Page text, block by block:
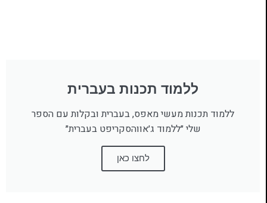
ללמוד תכנות בעברית
ללמוד תכנות מעשי מאפס, בעברית ובקלות עם הספר
שלי ״ללמוד ג׳אווהסקריפט בעברית״
לחצו כאן